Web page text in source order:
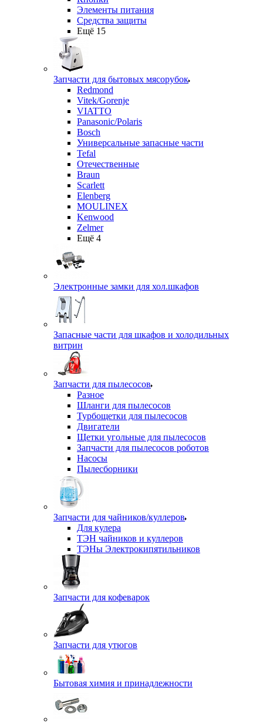
Элементы питания
Средства защиты
Ещё 15
Запчасти для бытовых мясорубок
Redmond
Vitek/Gorenje
VIATTO
Panasonic/Polaris
Bosch
Универсальные запасные части
Tefal
Отечественные
Braun
Scarlett
Elenberg
MOULINEX
Kenwood
Zelmer
Ещё 4
Электронные замки для хол.шкафов
Запасные части для шкафов и холодильных
витрин
Запчасти для пылесосов
Разное
Шланги для пылесосов
Турбощетки для пылесосов
Двигатели
Щетки угольные для пылесосов
Запчасти для пылесосов роботов
Насосы
Пылесборники
Запчасти для чайников/куллеров
Для кулера
ТЭН чайников и куллеров
ТЭНы Электрокипятильников
Запчасти для кофеварок
Запчасти для утюгов
Бытовая химия и принадлежности